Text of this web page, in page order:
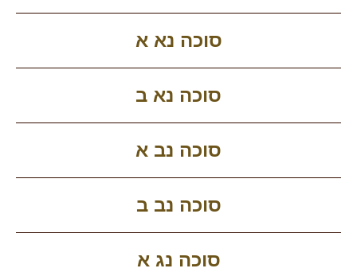
סוכה נא א
סוכה נא ב
סוכה נב א
סוכה נב ב
סוכה נג א